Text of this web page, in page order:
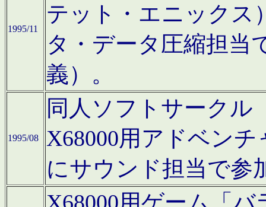
1995/11
テット・エニックス
タ・データ圧縮担当
義）。
1995/08
同人ソフトサークル
X68000用アドベン
にサウンド担当で参